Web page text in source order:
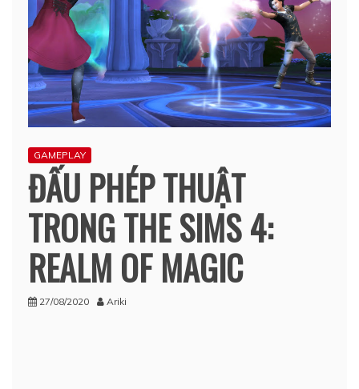
GAMEPLAY
ĐẤU PHÉP THUẬT
TRONG THE SIMS 4:
REALM OF MAGIC
27/08/2020 Ariki